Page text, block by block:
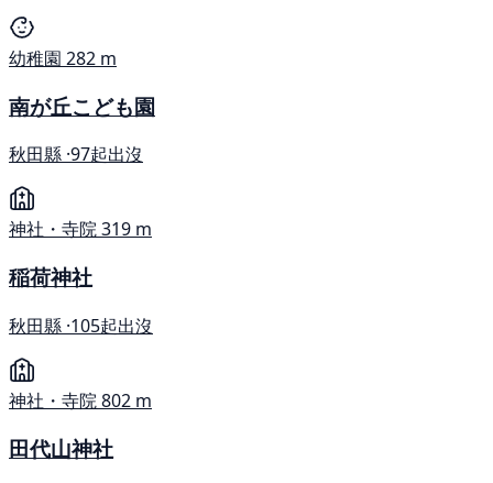
幼稚園 282 m
南が丘こども園
秋田縣 ·97起出沒
神社・寺院319 m
稲荷神社
秋田縣 ·105起出沒
神社・寺院802 m
田代山神社